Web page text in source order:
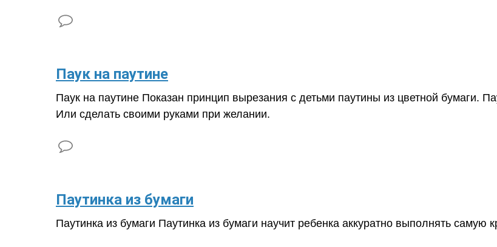
​Паук на паутине
Паук на паутине Показан принцип вырезания с детьми паутины из цветной бумаги.
Или сделать своими руками при желании.
​Паутинка из бумаги
Паутинка из бумаги Паутинка из бумаги научит ребенка аккуратно выполнять самую